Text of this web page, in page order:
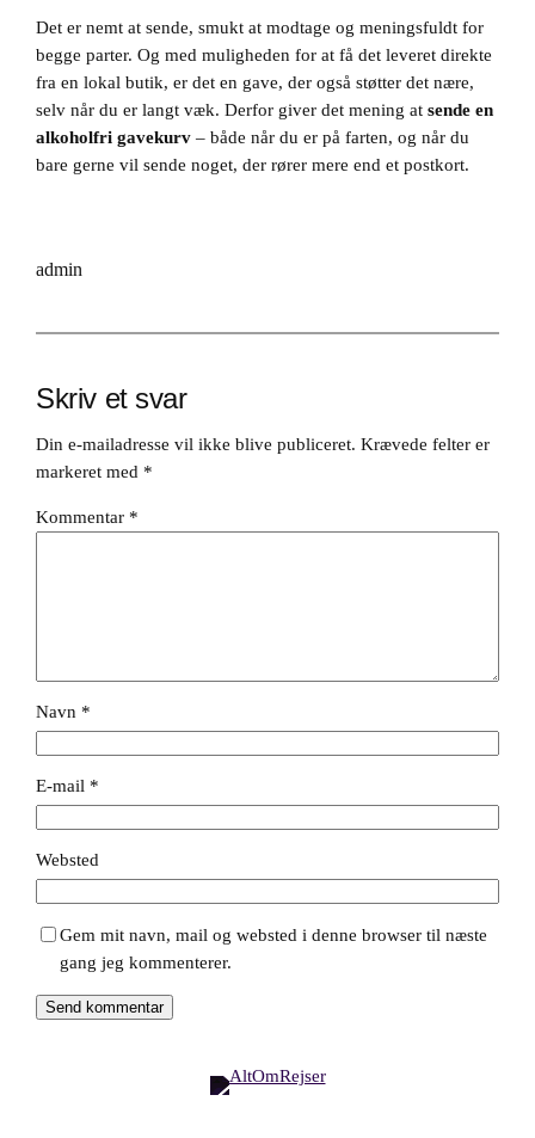
Det er nemt at sende, smukt at modtage og meningsfuldt for
begge parter. Og med muligheden for at få det leveret direkte
fra en lokal butik, er det en gave, der også støtter det nære,
selv når du er langt væk. Derfor giver det mening atsende en
alkoholfri gavekurv – både når du er på farten, og når du
bare gerne vil sende noget, der rører mere end et postkort.
admin
Skriv et svar
Din e-mailadresse vil ikke blive publiceret. Krævede felter er
markeret med *
Kommentar *
Navn *
E-mail *
Websted
Gem mit navn, mail og websted i denne browser til næste
gang jeg kommenterer.